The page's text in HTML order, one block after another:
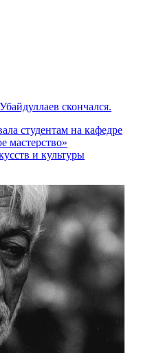
скончался.
студентам на кафедре
мастерство»
и культуры